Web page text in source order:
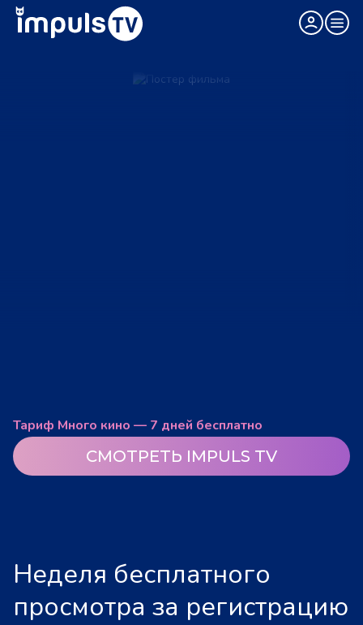
Тариф Много кино — 7 дней бесплатно
СМОТРЕТЬ IMPULS TV
Неделя бесплатного
просмотра за регистрацию